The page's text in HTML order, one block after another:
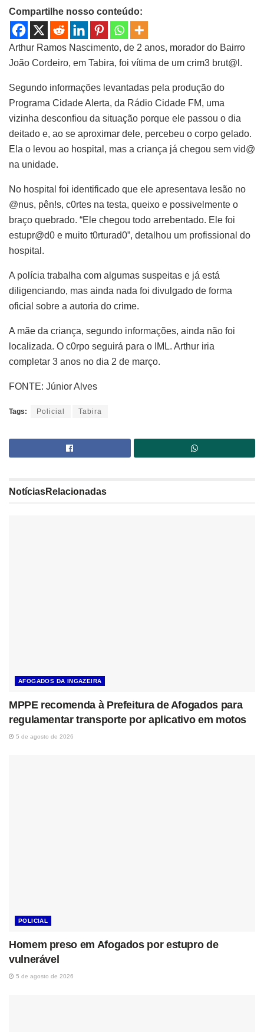
Compartilhe nosso conteúdo:
Arthur Ramos Nascimento, de 2 anos, morador do Bairro
João Cordeiro, em Tabira, foi vítima de um crim3 brut@l.
Segundo informações levantadas pela produção do
Programa Cidade Alerta, da Rádio Cidade FM, uma
vizinha desconfiou da situação porque ele passou o dia
deitado e, ao se aproximar dele, percebeu o corpo gelado.
Ela o levou ao hospital, mas a criança já chegou sem vid@
na unidade.
No hospital foi identificado que ele apresentava lesão no
@nus, pên!s, c0rtes na testa, queixo e possivelmente o
braço quebrado. “Ele chegou todo arrebentado. Ele foi
estupr@d0 e muito t0rturad0”, detalhou um profissional do
hospital.
A polícia trabalha com algumas suspeitas e já está
diligenciando, mas ainda nada foi divulgado de forma
oficial sobre a autoria do crime.
A mãe da criança, segundo informações, ainda não foi
localizada. O c0rpo seguirá para o IML. Arthur iria
completar 3 anos no dia 2 de março.
FONTE: Júnior Alves
Tags: Policial Tabira
NotíciasRelacionadas
AFOGADOS DA INGAZEIRA
MPPE recomenda à Prefeitura de Afogados para
regulamentar transporte por aplicativo em motos
5 de agosto de 2026
POLICIAL
Homem preso em Afogados por estupro de
vulnerável
5 de agosto de 2026